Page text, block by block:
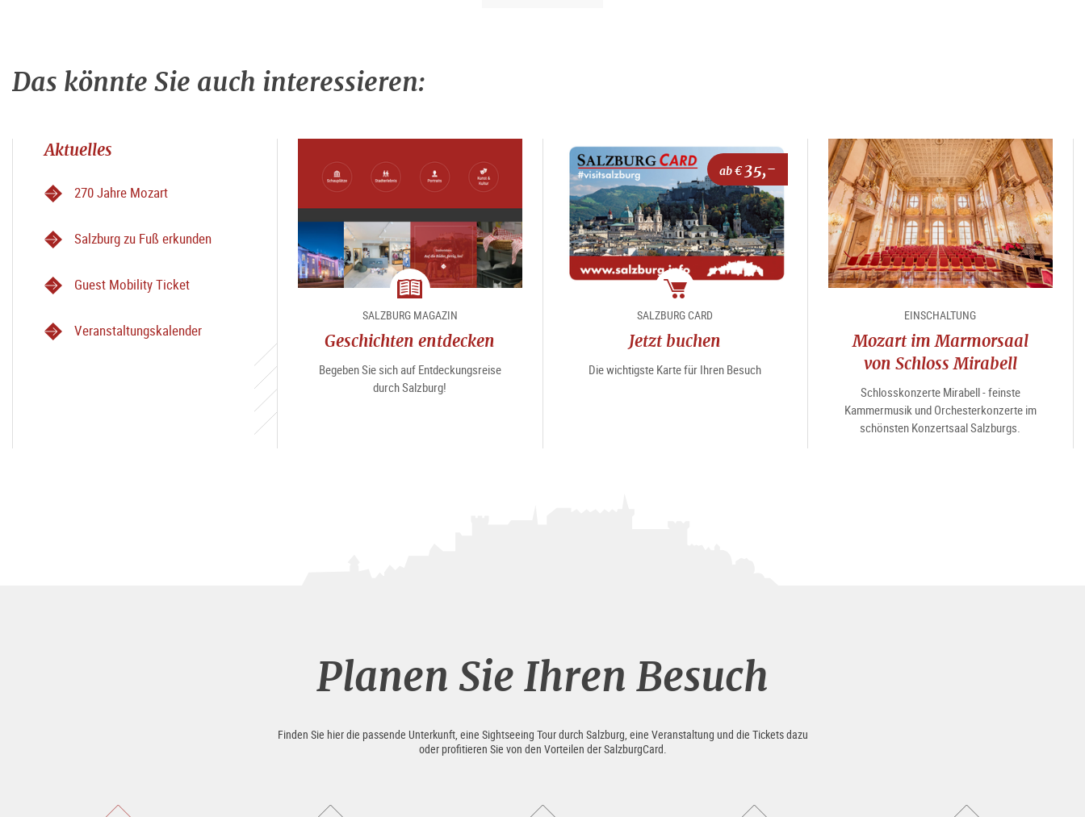
Das könnte Sie auch interessieren:
Aktuelles
270 Jahre Mozart
Salzburg zu Fuß erkunden
Guest Mobility Ticket
Veranstaltungskalender
Magazin
SALZBURG MAGAZIN
Geschichten entdecken
Begeben Sie sich auf Entdeckungsreise
durch Salzburg!
ab €35,-
Package
SALZBURG CARD
Jetzt buchen
Die wichtigste Karte für Ihren Besuch
EINSCHALTUNG
Mozart im Marmorsaal
von Schloss Mirabell
Schlosskonzerte Mirabell - feinste
Kammermusik und Orchesterkonzerte im
schönsten Konzertsaal Salzburgs.
Planen Sie Ihren Besuch
Finden Sie hier die passende Unterkunft, eine Sightseeing Tour durch Salzburg, eine Veranstaltung und die Tickets dazu
oder profitieren Sie von den Vorteilen der SalzburgCard.